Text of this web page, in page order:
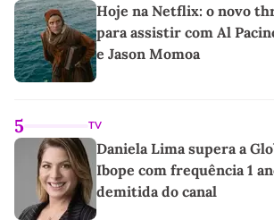
Hoje na Netflix: o novo
para assistir com Al
e Jason Momoa
5 TV
Daniela Lima supera a
Ibope com frequência 1
demitida do canal